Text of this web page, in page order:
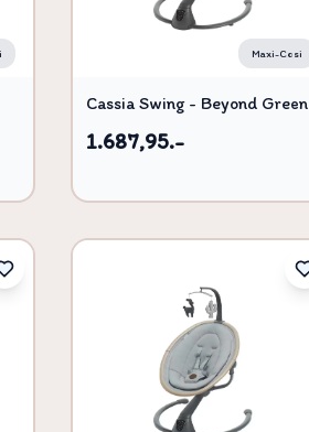
Maxi-Cosi
Cassia Swing - Beyond Green
1.687,95.-